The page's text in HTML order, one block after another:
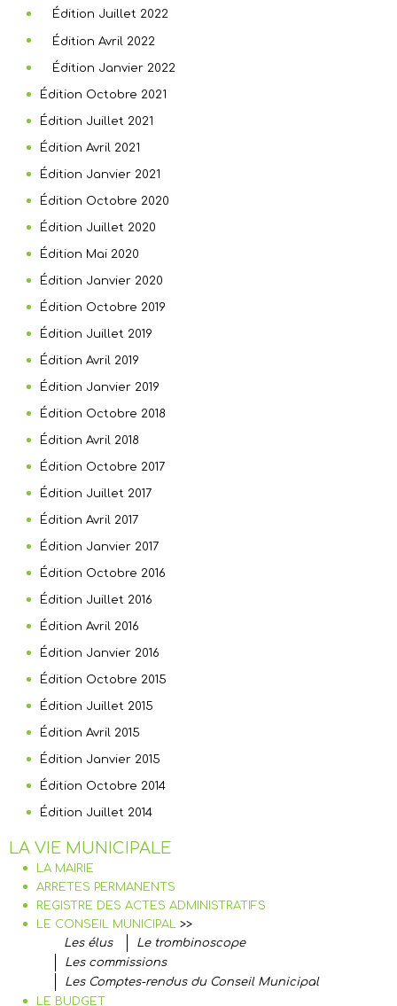
Édition Juillet 2022
Édition Avril 2022
Édition Janvier 2022
Édition Octobre 2021
Édition Juillet 2021
Édition Avril 2021
Édition Janvier 2021
Édition Octobre 2020
Édition Juillet 2020
Édition Mai 2020
Édition Janvier 2020
Édition Octobre 2019
Édition Juillet 2019
Édition Avril 2019
Édition Janvier 2019
Édition Octobre 2018
Édition Avril 2018
Édition Octobre 2017
Édition Juillet 2017
Édition Avril 2017
Édition Janvier 2017
Édition Octobre 2016
Édition Juillet 2016
Édition Avril 2016
Édition Janvier 2016
Édition Octobre 2015
Édition Juillet 2015
Édition Avril 2015
Édition Janvier 2015
Édition Octobre 2014
Édition Juillet 2014
LA VIE MUNICIPALE
LA MAIRIE
ARRETES PERMANENTS
REGISTRE DES ACTES ADMINISTRATIFS
LE CONSEIL MUNICIPAL >>
Les élus
Le trombinoscope
Les commissions
Les Comptes-rendus du Conseil Municipal
LE BUDGET